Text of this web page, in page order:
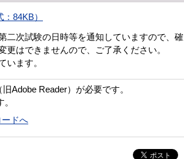
84KB）
二次試験の日時等を通知していますので、確
はできませんので、ご了承ください。
います。
Adobe Reader）が必要です。
ードへ